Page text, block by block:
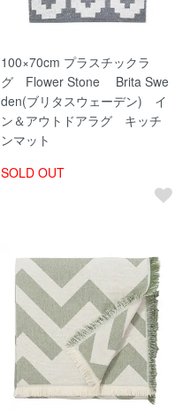
100×70cm プラスチックラ
グ Flower Stone Brita Swe
den(ブリタスウェーデン) イ
ン＆アウトドアラグ キッチ
ンマット
SOLD OUT